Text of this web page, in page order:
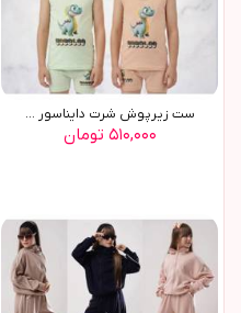
ست زیرپوش شرت دایناسور ...
۵۱۰,۰۰۰ تومان